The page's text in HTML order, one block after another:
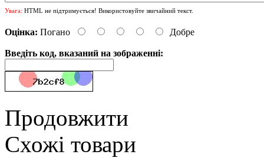
Увага: HTML не підтримується! Використовуйте звичайний текст.
Оцінка: Погано Добре
Введіть код, вказаний на зображенні:
Продовжити
Схожі товари